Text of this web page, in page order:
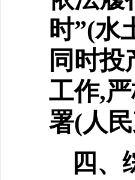
时”(水
同时
工作,
署(人
四、